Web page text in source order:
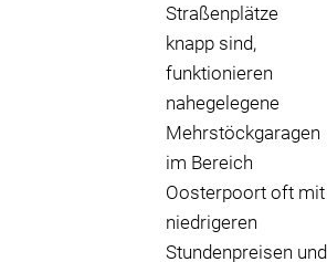
Straßenplätze
knapp sind,
funktionieren
nahegelegene
Mehrstöckgaragen
im Bereich
Oosterpoort oft mit
niedrigeren
Stundenpreisen und